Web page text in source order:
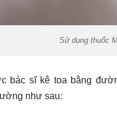
Sử dụng thuốc
bác sĩ kê toa bằng
như sau: